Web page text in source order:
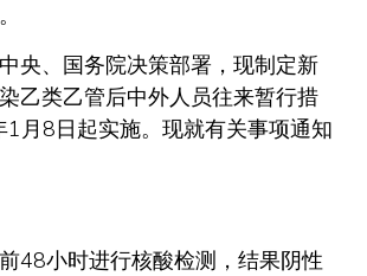
央、国务院决策部署，现制定新
乙类乙管后中外人员往来暂行措
月8日起实施。现就有关事项通知
48小时进行核酸检测，结果阴性